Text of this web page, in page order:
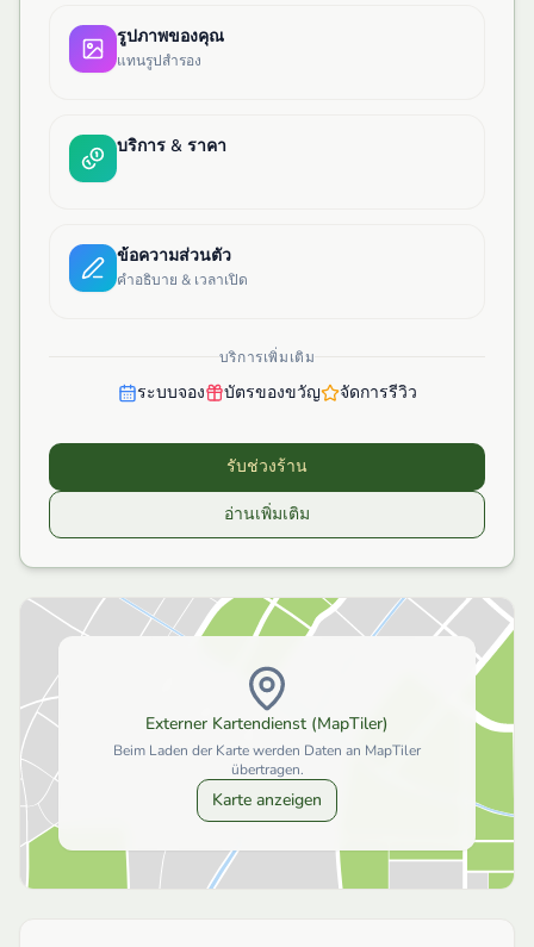
รูปภาพของคุณ
แทนรูปสำรอง
บริการ & ราคา
ข้อความส่วนตัว
คำอธิบาย & เวลาเปิด
บริการเพิ่มเติม
ระบบจอง บัตรของขวัญ จัดการรีวิว
รับช่วงร้าน
อ่านเพิ่มเติม
Externer Kartendienst (MapTiler)
Beim Laden der Karte werden Daten an MapTiler
übertragen.
Karte anzeigen